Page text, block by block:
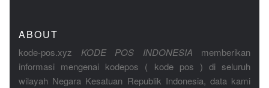
ABOUT
kode-pos.xyz KODE POS INDONESIA memberikan
informasi mengenai kodepos ( kode pos ) di seluruh
wilayah Negara Kesatuan Republik Indonesia, data kami